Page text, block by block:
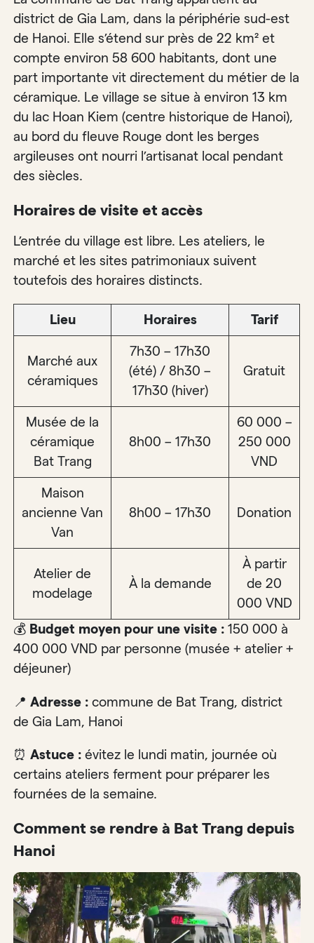
district de Gia Lam, dans la périphérie sud-est
de Hanoi. Elle s’étend sur près de 22 km² et
compte environ 58 600 habitants, dont une
part importante vit directement du métier de la
céramique. Le village se situe à environ 13 km
du lac Hoan Kiem (centre historique de Hanoi),
au bord du fleuve Rouge dont les berges
argileuses ont nourri l’artisanat local pendant
des siècles.
Horaires de visite et accès
L’entrée du village est libre. Les ateliers, le
marché et les sites patrimoniaux suivent
toutefois des horaires distincts.
Lieu Horaires Tarif
Marché aux
céramiques
7h30 – 17h30
(été) / 8h30 –
17h30 (hiver)
Gratuit
Musée de la
céramique
Bat Trang
8h00 – 17h30
60 000 –
250 000
VND
Maison
ancienne Van
Van
8h00 – 17h30 Donation
Atelier de
modelage
À la demande
À partir
de 20
000 VND
💰 Budget moyen pour une visite : 150 000 à
400 000 VND par personne (musée + atelier +
déjeuner)
📍Adresse : commune de Bat Trang, district
de Gia Lam, Hanoi
⏰Astuce : évitez le lundi matin, journée où
certains ateliers ferment pour préparer les
fournées de la semaine.
Comment se rendre à Bat Trang depuis
Hanoi